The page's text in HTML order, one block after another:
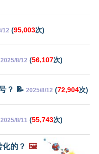
12 (95,003次)
2025/8/12 (56,107次)
？ 📝 2025/8/12 (72,904次)
2025/8/11 (55,743次)
的？ 🖼️